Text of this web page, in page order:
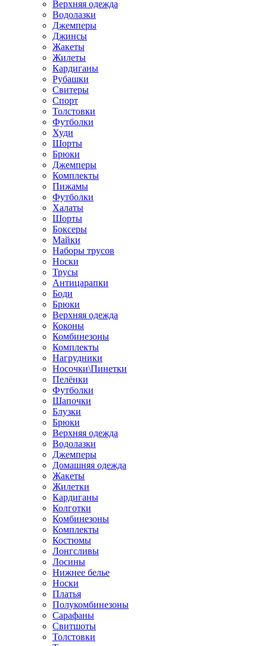
Верхняя одежда
Водолазки
Джемперы
Джинсы
Жакеты
Жилеты
Кардиганы
Рубашки
Свитеры
Спорт
Толстовки
Футболки
Худи
Шорты
Брюки
Джемперы
Комплекты
Пижамы
Футболки
Халаты
Шорты
Боксеры
Майки
Наборы трусов
Носки
Трусы
Антицарапки
Боди
Брюки
Верхняя одежда
Коконы
Комбинезоны
Комплекты
Нагрудники
Носочки\Пинетки
Пелёнки
Футболки
Шапочки
Блузки
Брюки
Верхняя одежда
Водолазки
Джемперы
Домашняя одежда
Жакеты
Жилетки
Кардиганы
Колготки
Комбинезоны
Комплекты
Костюмы
Лонгсливы
Лосины
Нижнее белье
Носки
Платья
Полукомбинезоны
Сарафаны
Свитшоты
Толстовки